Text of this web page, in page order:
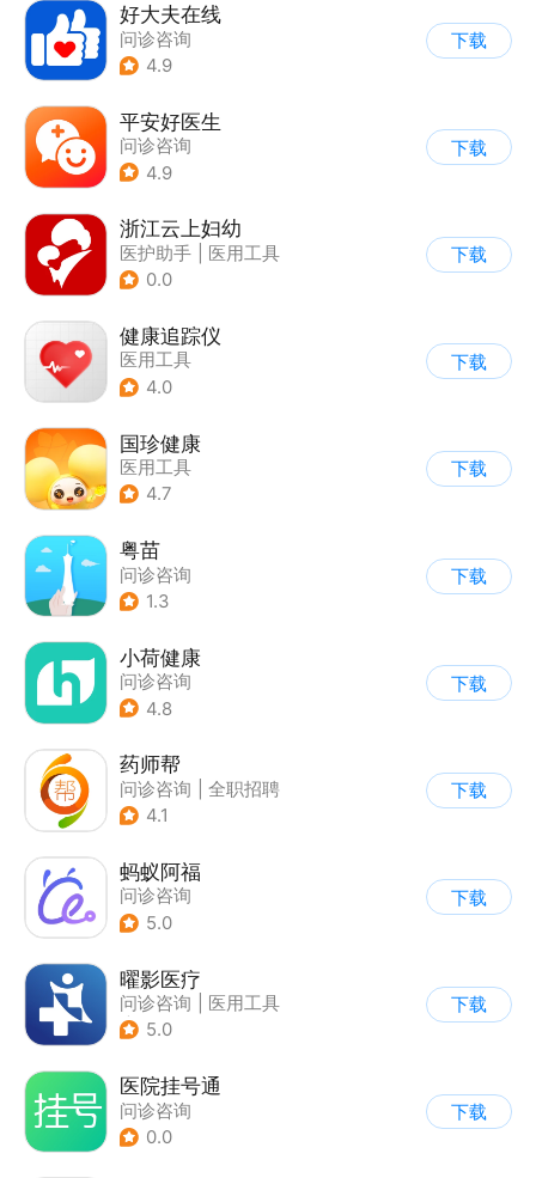
好大夫在线
问诊咨询
4.9
下载
平安好医生
问诊咨询
4.9
下载
浙江云上妇幼
医护助手
医用工具
0.0
下载
健康追踪仪
医用工具
4.0
下载
国珍健康
医用工具
4.7
下载
粤苗
问诊咨询
1.3
下载
小荷健康
问诊咨询
4.8
下载
药师帮
问诊咨询
全职招聘
4.1
下载
蚂蚁阿福
问诊咨询
5.0
下载
曜影医疗
问诊咨询
医用工具
| 医护助手
5.0
下载
医院挂号通
问诊咨询
0.0
下载